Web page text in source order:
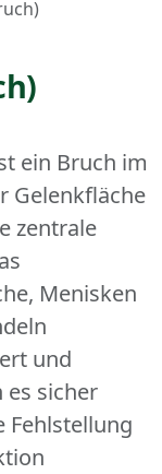
ein Bruch im
Gelenkfläche
zentrale
Menisken
und
es sicher
Fehlstellung